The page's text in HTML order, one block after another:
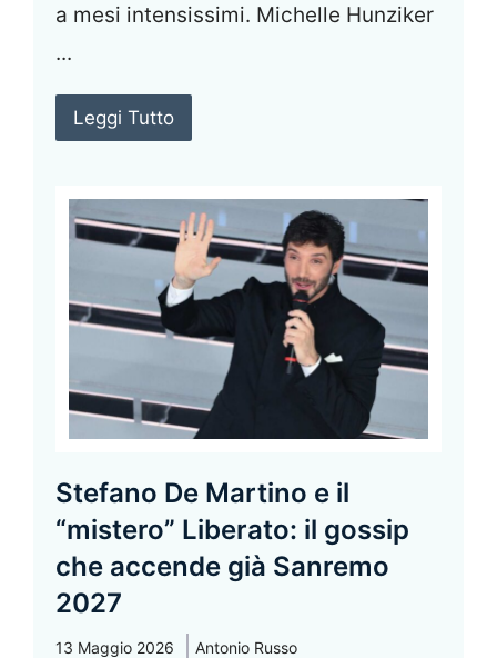
a mesi intensissimi. Michelle Hunziker
...
Leggi Tutto
Stefano De Martino e il
“mistero” Liberato: il gossip
che accende già Sanremo
2027
13 Maggio 2026 Antonio Russo